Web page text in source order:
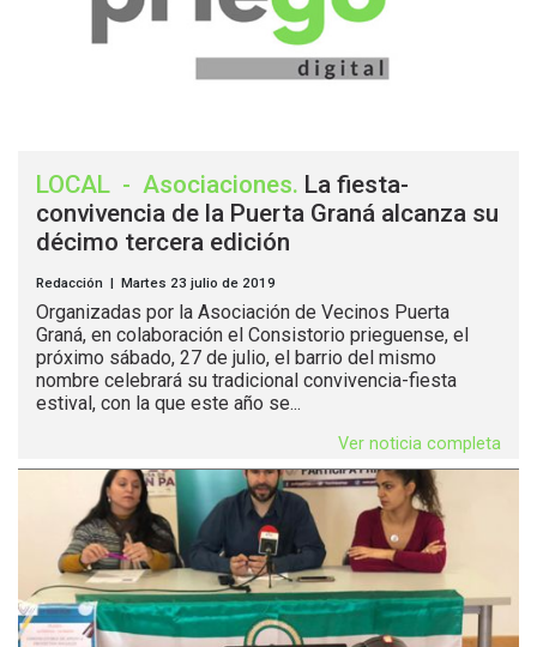
LOCAL - Asociaciones. La fiesta-
convivencia de la Puerta Graná alcanza su
décimo tercera edición
Redacción | Martes 23 julio de 2019
Organizadas por la Asociación de Vecinos Puerta
Graná, en colaboración el Consistorio prieguense, el
próximo sábado, 27 de julio, el barrio del mismo
nombre celebrará su tradicional convivencia-fiesta
estival, con la que este año se...
Ver noticia completa